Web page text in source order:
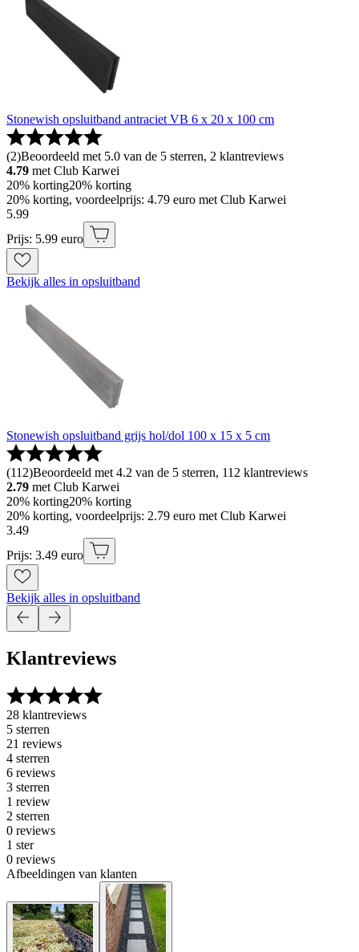
Stonewish opsluitband antraciet VB 6 x 20 x 100 cm
(2)Beoordeeld met 5.0 van de 5 sterren, 2 klantreviews
4.79 met Club Karwei
20% korting20% korting
20% korting, voordeelprijs: 4.79 euro met Club Karwei
5.99
Prijs: 5.99 euro
Bekijk alles in opsluitband
Stonewish opsluitband grijs hol/dol 100 x 15 x 5 cm
(112)Beoordeeld met 4.2 van de 5 sterren, 112 klantreviews
2.79 met Club Karwei
20% korting20% korting
20% korting, voordeelprijs: 2.79 euro met Club Karwei
3.49
Prijs: 3.49 euro
Bekijk alles in opsluitband
Klantreviews
28 klantreviews
5 sterren
21 reviews
4 sterren
6 reviews
3 sterren
1 review
2 sterren
0 reviews
1 ster
0 reviews
Afbeeldingen van klanten